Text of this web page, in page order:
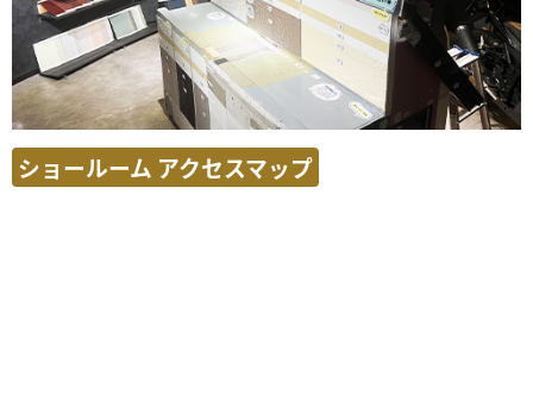
ショールーム アクセスマップ